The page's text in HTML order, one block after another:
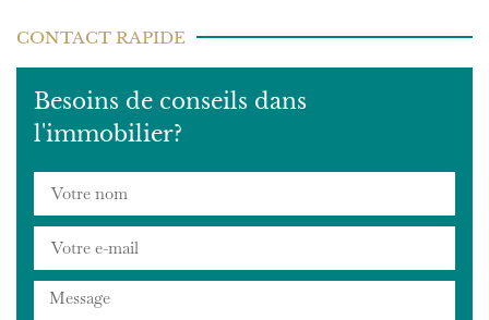
CONTACT RAPIDE
Besoins de conseils dans
l'immobilier?